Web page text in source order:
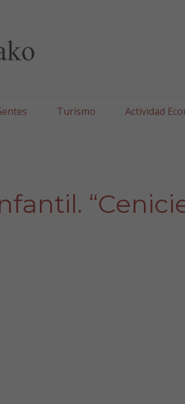
Turismo Actividad